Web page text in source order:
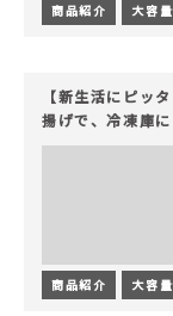
商品紹介 大容
【新生活にピッ
揚げで、冷凍庫に
商品紹介 大容